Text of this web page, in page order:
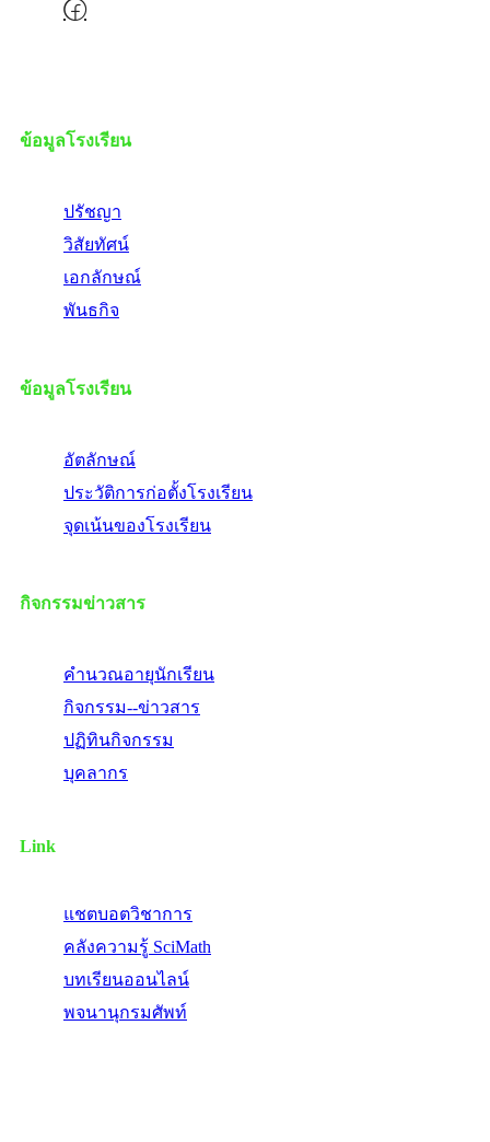
ข้อมูลโรงเรียน
ปรัชญา
วิสัยทัศน์
เอกลักษณ์
พันธกิจ
ข้อมูลโรงเรียน
อัตลักษณ์
ประวัติการก่อตั้งโรงเรียน
จุดเน้นของโรงเรียน
กิจกรรมข่าวสาร
คำนวณอายุนักเรียน
กิจกรรม--ข่าวสาร
ปฏิทินกิจกรรม
บุคลากร
Link
แชตบอตวิชาการ
คลังความรู้ SciMath
บทเรียนออนไลน์
พจนานุกรมศัพท์